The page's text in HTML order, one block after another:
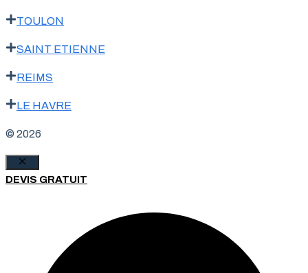
TOULON
SAINT ETIENNE
REIMS
LE HAVRE
© 2026
Fermer
DEVIS GRATUIT